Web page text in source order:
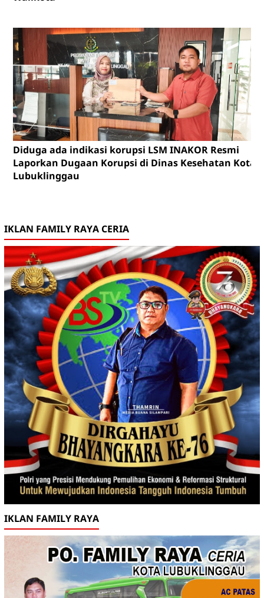
Diduga ada indikasi korupsi LSM INAKOR Resmi
Laporkan Dugaan Korupsi di Dinas Kesehatan Kota
Lubuklinggau
IKLAN FAMILY RAYA CERIA
IKLAN FAMILY RAYA